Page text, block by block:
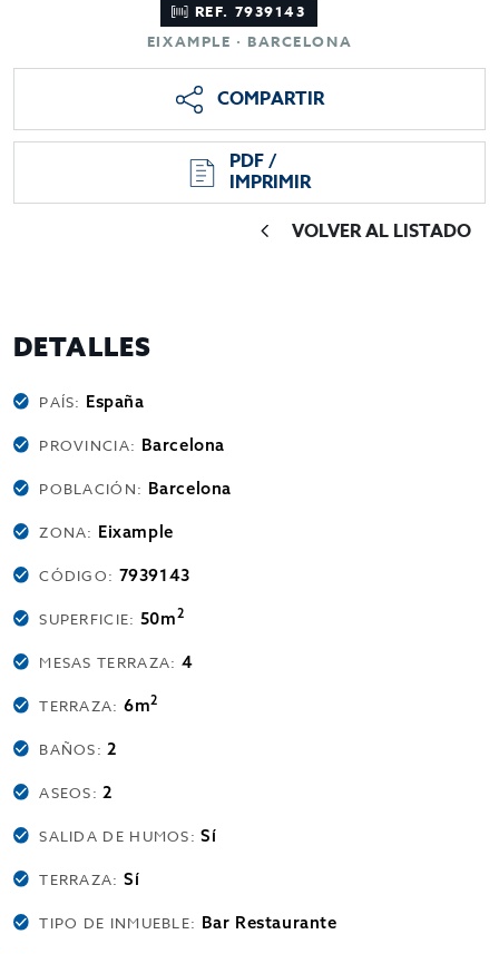
REF. 7939143
EIXAMPLE · BARCELONA
COMPARTIR
PDF /
IMPRIMIR
VOLVER AL LISTADO
DETALLES
PAÍS: España
PROVINCIA: Barcelona
POBLACIÓN: Barcelona
ZONA: Eixample
CÓDIGO: 7939143
SUPERFICIE: 50m2
MESAS TERRAZA: 4
TERRAZA: 6m2
BAÑOS:2
ASEOS:2
SALIDA DE HUMOS:Sí
TERRAZA: Sí
TIPO DE INMUEBLE: Bar Restaurante